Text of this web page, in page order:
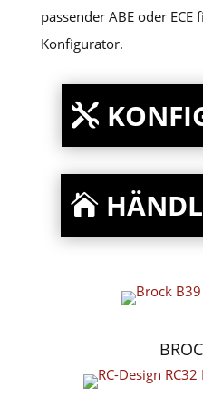
passender ABE oder
Konfigurator.